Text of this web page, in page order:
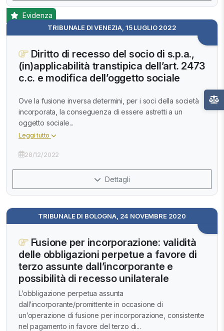
TRIBUNALE DI VENEZIA, 15 LUGLIO 2022
Evidenza
Diritto di recesso del socio di s.p.a.,
(in)applicabilità transtipica dell’art. 2473
c.c. e modifica dell’oggetto sociale
Ove la fusione inversa determini, per i soci della società
incorporata, la conseguenza di essere astretti a un
oggetto sociale...
Leggi tutto
28/12/2022
Dettagli
TRIBUNALE DI BOLOGNA, 24 NOVEMBRE 2020
Fusione per incorporazione: validità
delle obbligazioni perpetue a favore di
terzo assunte dall’incorporante e
possibilità di recesso unilaterale
L’obbligazione perpetua assunta
dall’incorporante/promittente in occasione di
un’operazione di fusione per incorporazione, consistente
nel pagamento in favore del terzo di...